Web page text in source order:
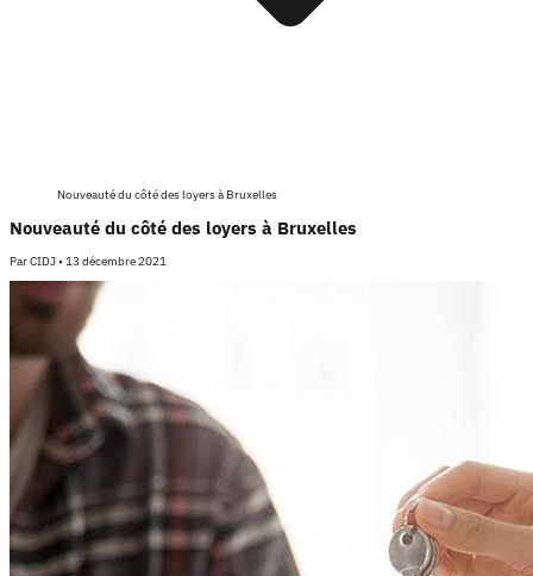
Nouveauté du côté des loyers à Bruxelles
Nouveauté du côté des loyers à Bruxelles
ParCIDJ•13 décembre 2021